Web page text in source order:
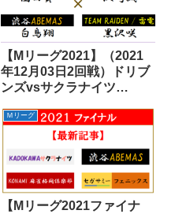
【Mリーグ2021】（2021
年12月03日2回戦）ドリブ
ンズvsサクラナイツ
Ｍリーグ
【Mリーグ2021ファイナ